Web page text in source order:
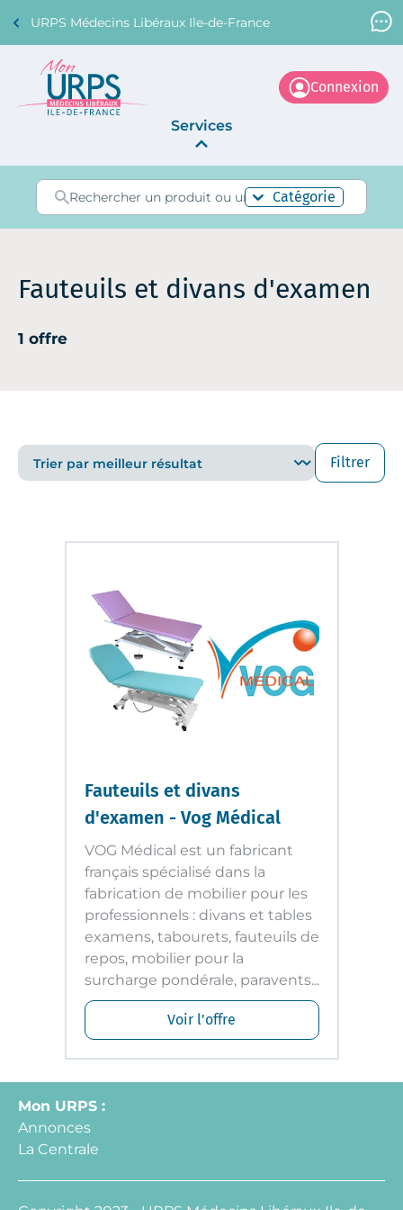
URPS Médecins Libéraux Ile-de-France
Support Médecin
01 45 45 45 45
Services
Annonces
La Centrale
Connexion
Catégorie
Fauteuils et divans d'examen
1 offre
Filtrer
Fauteuils et divans
d'examen - Vog Médical
VOG Médical est un fabricant
français spécialisé dans la
fabrication de mobilier pour les
professionnels : divans et tables
examens, tabourets, fauteuils de
repos, mobilier pour la
surcharge pondérale, paravents...
Voir l'offre
Mon URPS :
Annonces
La Centrale